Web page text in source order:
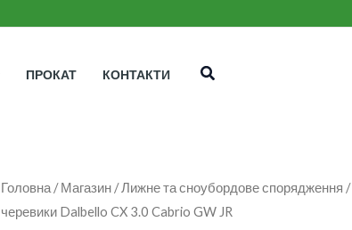
ПРОКАТ КОНТАКТИ Пошук
Головна /Магазин /Лижне та сноубордове спорядження /
черевики Dalbello CX 3.0 Cabrio GW JR
Лижні
черевики